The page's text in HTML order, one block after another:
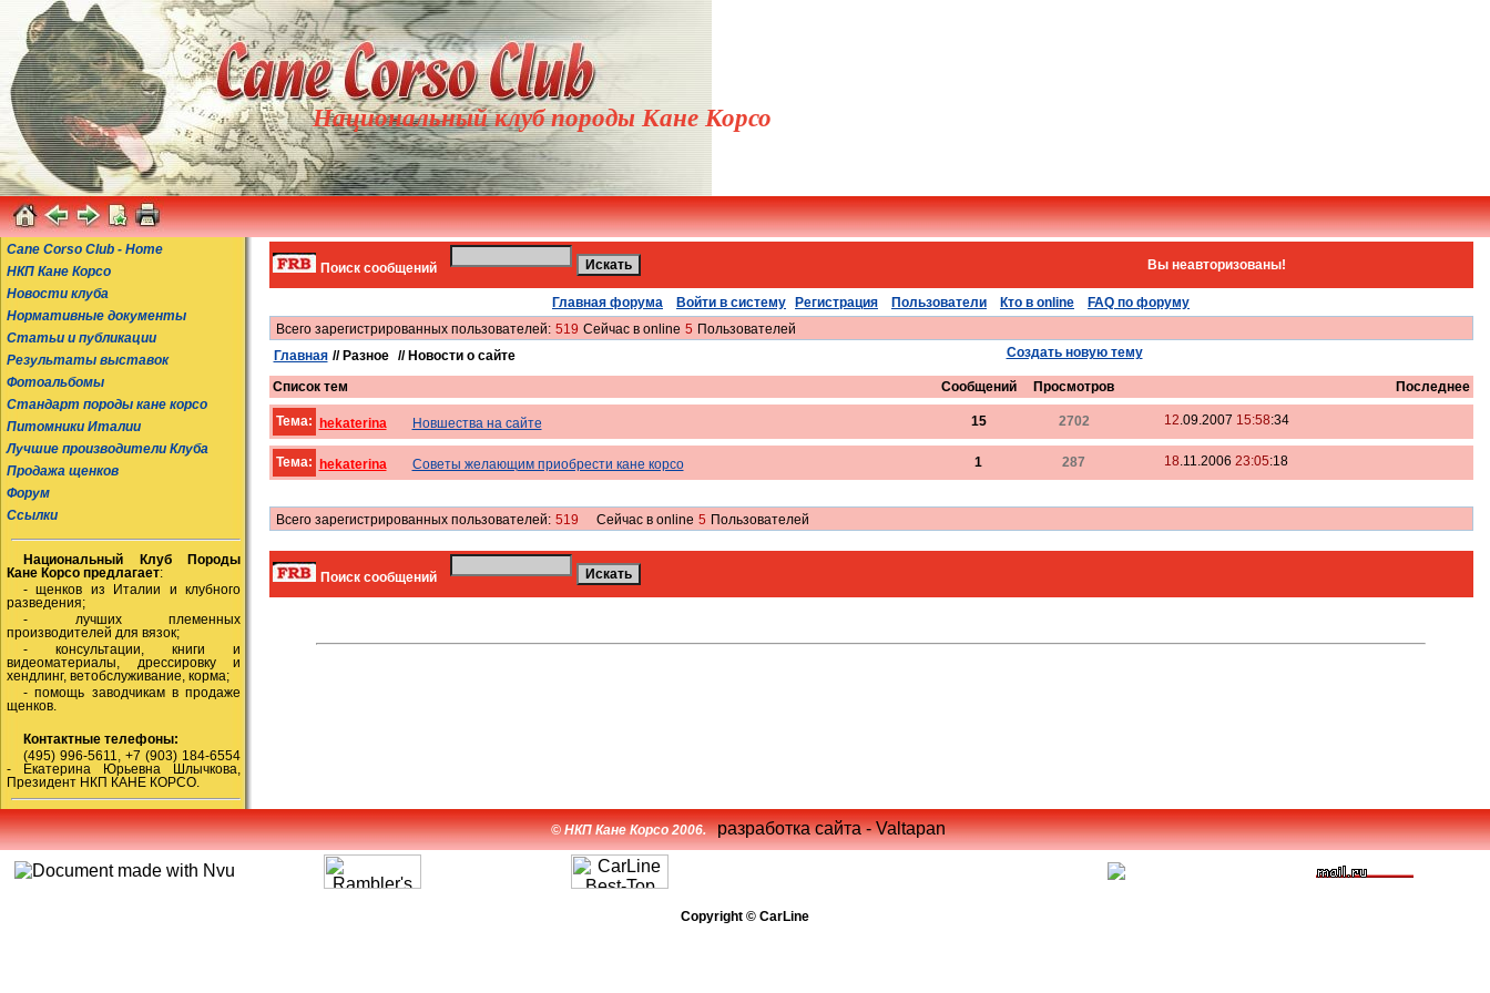
Национальный клуб породы Кане Корсо
Cane Corso Club - Home
НКП Кане Корсо
Новости клуба
Нормативные документы
Статьи и публикации
Результаты выставок
Фотоальбомы
Стандарт породы кане корсо
Питомники Италии
Лучшие производители Клуба
Продажа щенков
Форум
Ссылки
Национальный Клуб Породы
Кане Корсо предлагает:
- щенков из Италии и клубного
разведения;
- лучших племенных
производителей для вязок;
- консультации, книги и
видеоматериалы, дрессировку и
хендлинг, ветобслуживание, корма;
- помощь заводчикам в продаже
щенков.
Контактные телефоны:
(495) 996-5611, +7 (903) 184-6554
- Екатерина Юрьевна Шлычкова,
Президент НКП КАНЕ КОРСО.
Поиск сообщений Вы неавторизованы!
Главная форума Войти в систему Регистрация Пользователи Кто в online
FAQ по форуму
Всего зарегистрированных пользователей: 519 Сейчас в online 5 Пользователей
Главная // Разное // Новости о сайте Создать новую тему
Список тем Сообщений Просмотров Последнее
Тема: hekaterina Новшества на сайте 15 2702 12.09.2007 15:58:34
Тема: hekaterina Советы желающим приобрести кане корсо 1 287 18.11.2006 23:05:18
Всего зарегистрированных пользователей: 519 Сейчас в online 5 Пользователей
Поиск сообщений
© НКП Кане Корсо 2006. разработка сайта - Valtapan
Copyright © CarLine